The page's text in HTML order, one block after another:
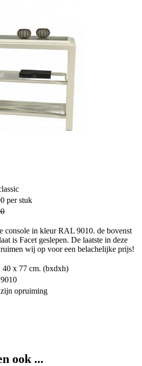
per stuk
console in kleur RAL 9010. de bovenst
is Facet geslepen. De laatste in deze
wij op voor een belachelijke prijs!
40 x 77 cm. (bxdxh)
opruiming
ook ...